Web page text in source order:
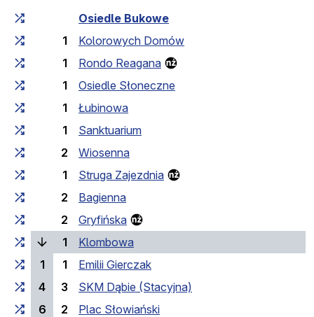
Загальний час у дорозі Час у дорозі між
Osiedle Bukowe
1
Kolorowych Domów
1
Rondo Reagana
1
Osiedle Słoneczne
1
Łubinowa
1
Sanktuarium
2
Wiosenna
1
Struga Zajezdnia
2
Bagienna
2
Gryfińska
1
Klombowa
1
1
Emilii Gierczak
4
3
SKM Dąbie (Stacyjna)
6
2
Plac Słowiański